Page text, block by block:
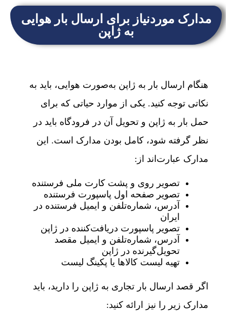
مدارک موردنیاز برای ارسال بار هوایی
به ژاپن
هنگام ارسال بار به ژاپن به‌صورت هوایی، باید به
نکاتی توجه کنید. یکی از موارد حیاتی که برای
حمل بار به ژاپن و تحویل آن در فرودگاه باید در
نظر گرفته شود، کامل‌ بودن مدارک است. این
مدارک عبارت‌اند از:
تصویر روی و پشت کارت ملی فرستنده
تصویر صفحه اول پاسپورت فرستنده
آدرس، شماره‌تلفن و ایمیل فرستنده در
ایران
تصویر پاسپورت دریافت‌کننده در ژاپن
آدرس، شماره‌تلفن و ایمیل مقصد
تحویل‌گیرنده در ژاپن
تهیه لیست کالاها یا پکینگ لیست
اگر قصد ارسال بار تجاری به ژاپن را دارید، باید
مدارک زیر را نیز ارائه کنید: